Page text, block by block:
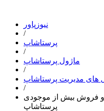
نیوزپاور
/
پرستاشاپ
/
ماژول پرستاشاپ
/
های مدیریت پرستاشاپ
/
فروش بیش از موجودی
پرستاشاپ